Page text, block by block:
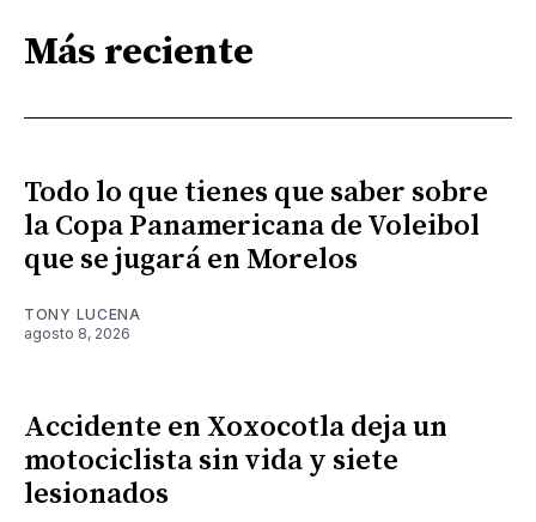
Más reciente
Todo lo que tienes que saber sobre
la Copa Panamericana de Voleibol
que se jugará en Morelos
TONY LUCENA
agosto 8, 2026
Accidente en Xoxocotla deja un
motociclista sin vida y siete
lesionados